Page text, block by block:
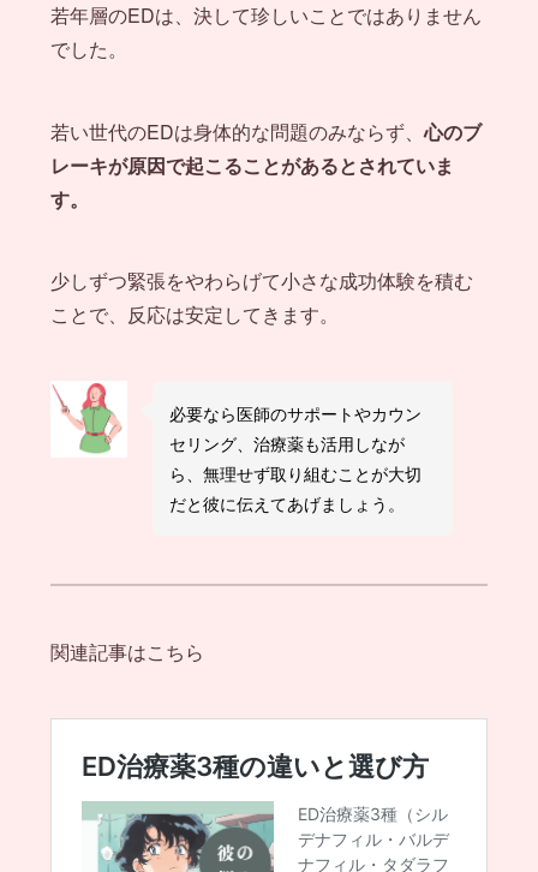
若年層のEDは、決して珍しいことではありません
でした。
若い世代のEDは身体的な問題のみならず、心のブ
レーキが原因で起こることがあるとされていま
す。
少しずつ緊張をやわらげて小さな成功体験を積む
ことで、反応は安定してきます。
必要なら医師のサポートやカウン
セリング、治療薬も活用しなが
ら、無理せず取り組むことが大切
だと彼に伝えてあげましょう。
関連記事はこちら